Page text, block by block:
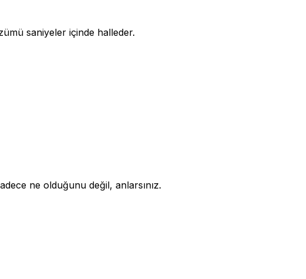
saniyeler içinde halleder.
ne olduğunu değil, anlarsınız.